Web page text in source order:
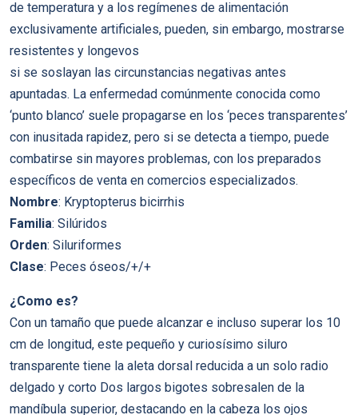
de temperatura y a los regímenes de alimentación
exclusivamente artificiales, pueden, sin embargo, mostrarse
resistentes y longevos
si se soslayan las circunstancias negativas antes
apuntadas. La enfermedad comúnmente conocida como
‘punto blanco’ suele propagarse en los ‘peces transparentes’
con inusitada rapidez, pero si se detecta a tiempo, puede
combatirse sin mayores problemas, con los preparados
específicos de venta en comercios especializados.
Nombre: Kryptopterus bicirrhis
Familia: Silúridos
Orden: Siluriformes
Clase: Peces óseos/+/+
¿Como es?
Con un tamaño que puede alcanzar e incluso superar los 10
cm de longitud, este pequeño y curiosísimo siluro
transparente tiene la aleta dorsal reducida a un solo radio
delgado y corto Dos largos bigotes sobresalen de la
mandíbula superior, destacando en la cabeza los ojos